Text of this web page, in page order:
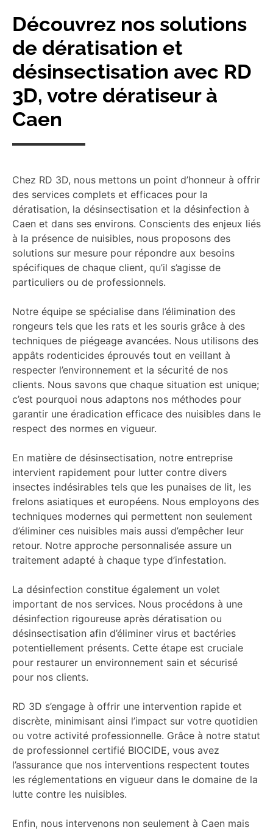
Découvrez nos solutions
de dératisation et
désinsectisation avec RD
3D, votre dératiseur à
Caen
Chez RD 3D, nous mettons un point d’honneur à offrir
des services complets et efficaces pour la
dératisation, la désinsectisation et la désinfection à
Caen et dans ses environs. Conscients des enjeux liés
à la présence de nuisibles, nous proposons des
solutions sur mesure pour répondre aux besoins
spécifiques de chaque client, qu’il s’agisse de
particuliers ou de professionnels.
Notre équipe se spécialise dans l’élimination des
rongeurs tels que les rats et les souris grâce à des
techniques de piégeage avancées. Nous utilisons des
appâts rodenticides éprouvés tout en veillant à
respecter l’environnement et la sécurité de nos
clients. Nous savons que chaque situation est unique;
c’est pourquoi nous adaptons nos méthodes pour
garantir une éradication efficace des nuisibles dans le
respect des normes en vigueur.
En matière de désinsectisation, notre entreprise
intervient rapidement pour lutter contre divers
insectes indésirables tels que les punaises de lit, les
frelons asiatiques et européens. Nous employons des
techniques modernes qui permettent non seulement
d’éliminer ces nuisibles mais aussi d’empêcher leur
retour. Notre approche personnalisée assure un
traitement adapté à chaque type d’infestation.
La désinfection constitue également un volet
important de nos services. Nous procédons à une
désinfection rigoureuse après dératisation ou
désinsectisation afin d’éliminer virus et bactéries
potentiellement présents. Cette étape est cruciale
pour restaurer un environnement sain et sécurisé
pour nos clients.
RD 3D s’engage à offrir une intervention rapide et
discrète, minimisant ainsi l’impact sur votre quotidien
ou votre activité professionnelle. Grâce à notre statut
de professionnel certifié BIOCIDE, vous avez
l’assurance que nos interventions respectent toutes
les réglementations en vigueur dans le domaine de la
lutte contre les nuisibles.
Enfin, nous intervenons non seulement à Caen mais